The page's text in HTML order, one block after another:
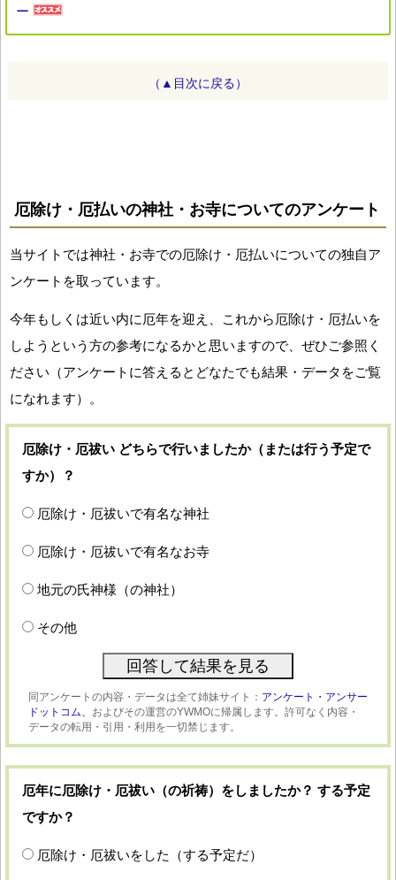
ー
（▲目次に戻る）
厄除け・厄払いの神社・お寺についてのアンケート
当サイトでは神社・お寺での厄除け・厄払いについての独自ア
ンケートを取っています。
今年もしくは近い内に厄年を迎え、これから厄除け・厄払いを
しようという方の参考になるかと思いますので、ぜひご参照く
ださい（アンケートに答えるとどなたでも結果・データをご覧
になれます）。
厄除け・厄祓い どちらで行いましたか（または行う予定で
すか）？
厄除け・厄祓いで有名な神社
厄除け・厄祓いで有名なお寺
地元の氏神様（の神社）
その他
同アンケートの内容・データは全て姉妹サイト： アンケート・アンサー
ドットコム、 およびその運営のYWMOに帰属します。許可なく内容・
データの転用・引用・利用を一切禁じます。
厄年に厄除け・厄祓い（の祈祷）をしましたか？ する予定
ですか？
厄除け・厄祓いをした（する予定だ）